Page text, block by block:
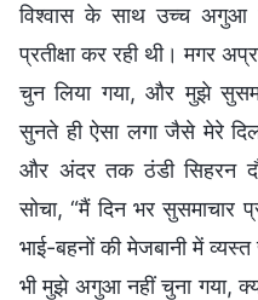
विश्वास के साथ उच्च अगुआ
प्रतीक्षा कर रही थी। मगर
चुन लिया गया, और मुझे
सुनते ही ऐसा लगा जैसे मेरे
और अंदर तक ठंडी सिहरन
सोचा, “मैं दिन भर सुसमाचार
भाई-बहनों की मेजबानी में
भी मुझे अगुआ नहीं चुना गया,